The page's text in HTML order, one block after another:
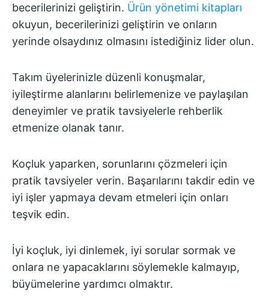
becerilerinizi geliştirin. Ürün yönetimi kitapları
okuyun, becerilerinizi geliştirin ve onların
yerinde olsaydınız olmasını istediğiniz lider olun.
Takım üyelerinizle düzenli konuşmalar,
iyileştirme alanlarını belirlemenize ve paylaşılan
deneyimler ve pratik tavsiyelerle rehberlik
etmenize olanak tanır.
Koçluk yaparken, sorunlarını çözmeleri için
pratik tavsiyeler verin. Başarılarını takdir edin ve
iyi işler yapmaya devam etmeleri için onları
teşvik edin.
İyi koçluk, iyi dinlemek, iyi sorular sormak ve
onlara ne yapacaklarını söylemekle kalmayıp,
büyümelerine yardımcı olmaktır.